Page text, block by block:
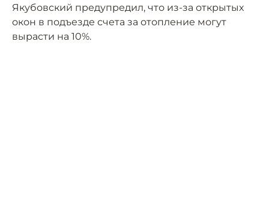
Якубовский предупредил, что из-за открытых
окон в подъезде счета за отопление могут
вырасти на 10%.